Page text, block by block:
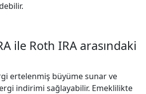
ile Roth IRA arasındaki
ertelenmiş büyüme sunar ve
indirimi sağlayabilir. Emeklilikte